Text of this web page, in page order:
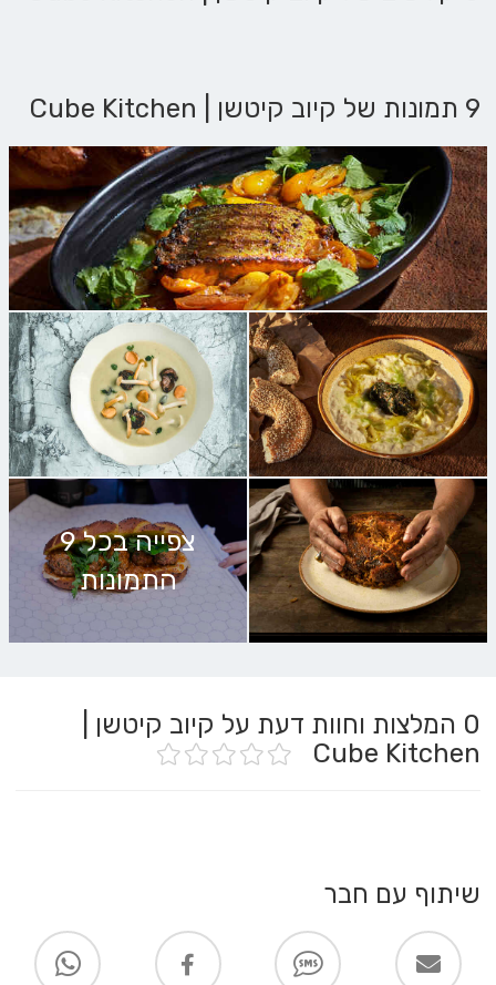
9 תמונות של קיוב קיטשן | Cube Kitchen
צפייה בכל 9
התמונות
0 המלצות וחוות דעת על קיוב קיטשן |
Cube Kitchen
שיתוף עם חבר